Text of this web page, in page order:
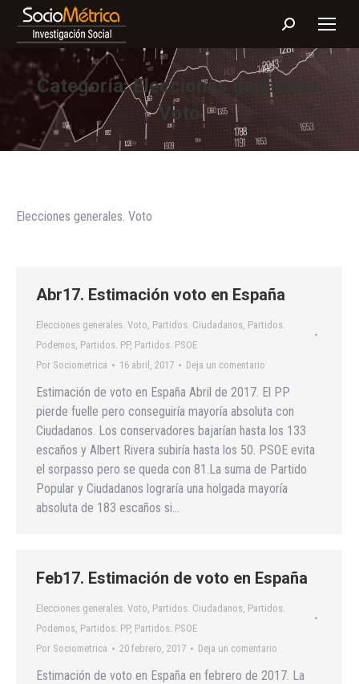
Buscar:
Categoría:Elecciones generales.
Voto
Elecciones generales. Voto
Abr17. Estimación voto en España
Elecciones generales. Voto, Partidos. Ciudadanos, Partidos.
Podemos, Partidos. PP, Partidos. PSOE
Por Sociometrica 16 abril, 2017 Deja un comentario
Estimación de voto en España Abril de 2017. El PP
pierde fuelle pero conseguiría mayoría absoluta con
Ciudadanos. Los conservadores bajarían hasta los 133
escaños y Albert Rivera subiría hasta los 50. PSOE evita
el sorpasso pero se queda con 81.La suma de Partido
Popular y Ciudadanos lograría una holgada mayoría
absoluta de 183 escaños si…
Feb17. Estimación de voto en España
Elecciones generales. Voto, Partidos. Ciudadanos, Partidos.
Podemos, Partidos. PP, Partidos. PSOE
Por Sociometrica 20 febrero, 2017 Deja un comentario
Estimación de voto en España en febrero de 2017. La